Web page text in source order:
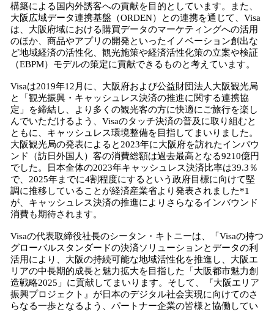
構築による国内外誘客への貢献を目的としています。また、
大阪広域データ連携基盤（ORDEN）との連携を通じて、Visa
は、大阪府域における購買データのマーケティングへの活用
のほか、商品やアプリの開発といったイノベーション創出な
ど地域経済の活性化、観光施策や経済活性化策の立案や検証
（EBPM）モデルの策定に貢献できるものと考えています。
Visaは2019年12月に、大阪府および公益財団法人大阪観光局
と「観光振興・キャッシュレス決済の推進に関する連携協
定」を締結し、より多くの観光客の方に快適にご旅行を楽し
んでいただけるよう、Visaのタッチ決済の普及に取り組むと
ともに、キャッシュレス環境整備を目指してまいりました。
大阪観光局の発表によると2023年に大阪府を訪れたインバウ
ンド（訪日外国人）客の消費総額は過去最高となる9210億円
でした。日本全体の2023年キャッシュレス決済比率は39.3％
で、2025年までに4割程度にするという政府目標に向けて堅
調に推移していることが経済産業省より発表されました*1
が、キャッシュレス決済の推進によりさらなるインバウンド
消費も期待されます。
Visaの代表取締役社長のシータン・キトニーは、「Visaの持つ
グローバルスタンダードの決済ソリューションとデータの利
活用により、大阪の持続可能な地域活性化を推進し、大阪エ
リアの中長期的成長と魅力拡大を目指した「大阪都市魅力創
造戦略2025」に貢献してまいります。そして、『大阪エリア
振興プロジェクト』が日本のデジタル社会実現に向けてのさ
らなる一歩となるよう、パートナー企業の皆様と協働してい